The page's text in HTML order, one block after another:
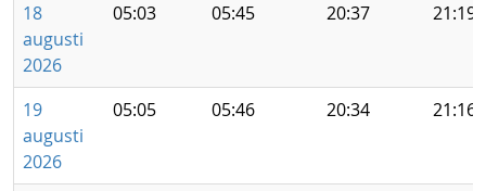
18
augusti
2026
05:03 05:45 20:37 21:19
19
augusti
2026
05:05 05:46 20:34 21:16